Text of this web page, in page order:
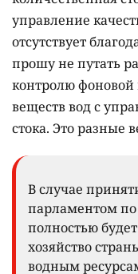
управление
отсутствует
прошу не путать
контролю
веществ вод с
стока. Это разные
В случае
парламентом по
полностью
хозяйство
водным